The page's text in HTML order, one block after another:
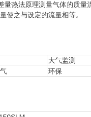
量热法原理测量气体的质
使之与设定的流量相等。
大气监测
环保